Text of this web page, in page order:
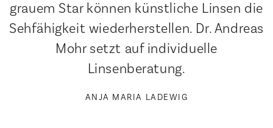
grauem Star können künstliche Linsen die
Sehfähigkeit wiederherstellen. Dr. Andreas
Mohr setzt auf individuelle
Linsenberatung.
ANJA MARIA LADEWIG